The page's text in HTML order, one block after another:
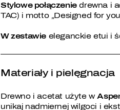
Stylowe połączeniedrewna i
TAC) i motto „Designed for
W zestawie eleganckie etui i
Materiały i pielęgnacja
Drewno i acetat użyte w
unikaj nadmiernej wilgoci i